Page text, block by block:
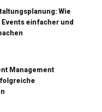
Wie
einfacher und
Management